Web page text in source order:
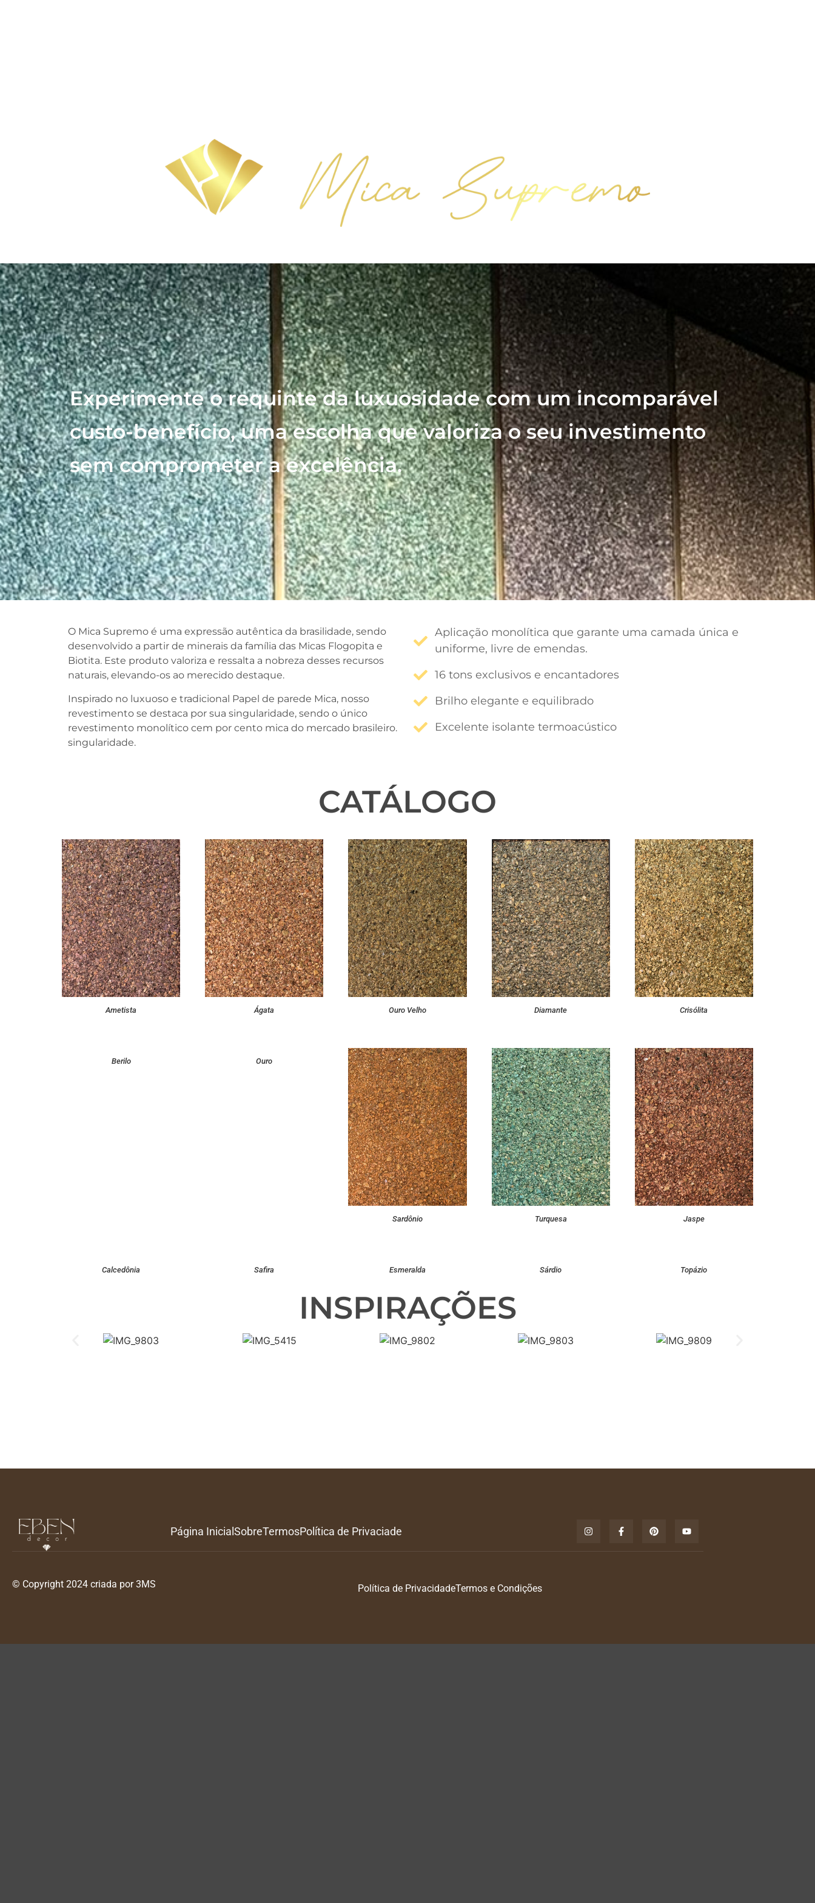
Experimente o requinte da luxuosidade com um incomparável
custo-benefício, uma escolha que valoriza o seu investimento
sem comprometer a excelência.
O Mica Supremo é uma expressão autêntica da brasilidade, sendo
desenvolvido a partir de minerais da família das Micas Flogopita e
Biotita. Este produto valoriza e ressalta a nobreza desses recursos
naturais, elevando-os ao merecido destaque.
Inspirado no luxuoso e tradicional Papel de parede Mica, nosso
revestimento se destaca por sua singularidade, sendo o único
revestimento monolítico cem por cento mica do mercado brasileiro.
singularidade.
Aplicação monolítica que garante uma camada única e
uniforme, livre de emendas.
16 tons exclusivos e encantadores
Brilho elegante e equilibrado
Excelente isolante termoacústico
CATÁLOGO
Ametista Ágata Ouro Velho Diamante Crisólita
Berilo Ouro
Sardônio Turquesa Jaspe
Calcedônia Safira Esmeralda Sárdio Topázio
INSPIRAÇÕES
Página InicialSobreTermosPolítica de Privaciade
© Copyright 2024 criada por 3MS Política de PrivacidadeTermos e Condições